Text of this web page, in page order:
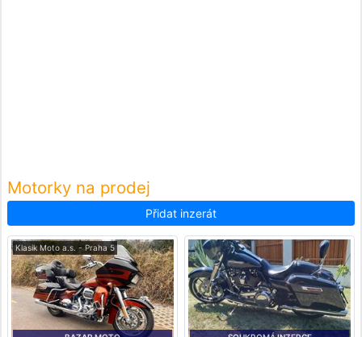
Motorky na prodej
Přidat inzerát
Klasik Moto a.s. - Praha 5